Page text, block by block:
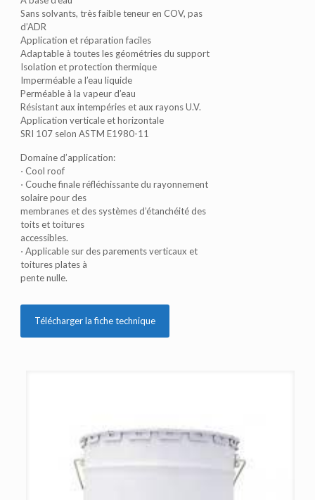
Sans solvants, très faible teneur en COV, pas
d’ADR
Application et réparation faciles
Adaptable à toutes les géométries du support
Isolation et protection thermique
Imperméable a l’eau liquide
Perméable à la vapeur d’eau
Résistant aux intempéries et aux rayons U.V.
Application verticale et horizontale
SRI 107 selon ASTM E1980-11
Domaine d’application:
⋅ Cool roof
⋅ Couche finale réfléchissante du rayonnement
solaire pour des
membranes et des systèmes d’étanchéité des
toits et toitures
accessibles.
⋅ Applicable sur des parements verticaux et
toitures plates à
pente nulle.
Télécharger la fiche technique